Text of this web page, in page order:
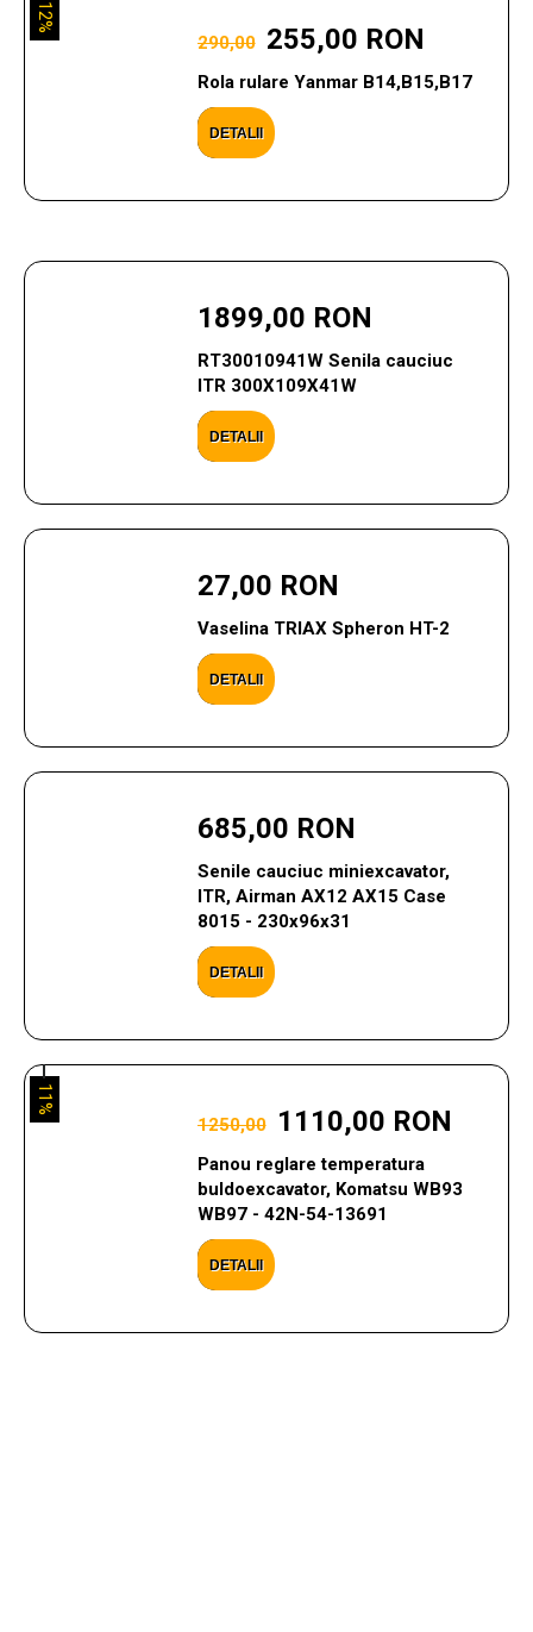
290,00 255,00 RON
Rola rulare Yanmar B14,B15,B17
DETALII
12%
1899,00 RON
RT30010941W Senila cauciuc
ITR 300X109X41W
DETALII
27,00 RON
Vaselina TRIAX Spheron HT-2
DETALII
685,00 RON
Senile cauciuc miniexcavator,
ITR, Airman AX12 AX15 Case
8015 - 230x96x31
DETALII
1250,00 1110,00 RON
Panou reglare temperatura
buldoexcavator, Komatsu WB93
WB97 - 42N-54-13691
DETALII
11%